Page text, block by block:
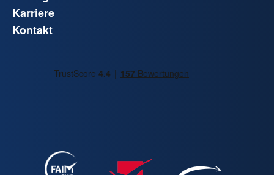
Karriere
Kontakt